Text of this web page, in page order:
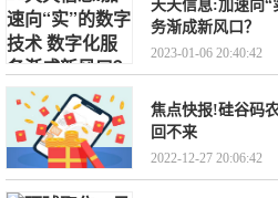
天天信息:加速向“
务渐成新风口？
2023-01-06 20:40:42
焦点快报!硅谷码
回不来
2022-12-27 20:06:42